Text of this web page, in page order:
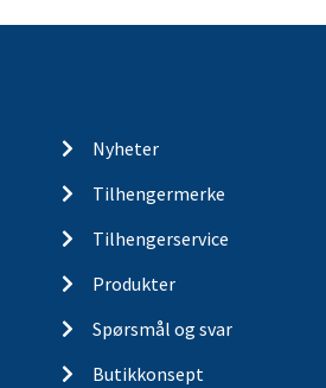
Nyheter
Tilhengermerke
Tilhengerservice
Produkter
Spørsmål og svar
Butikkonsept